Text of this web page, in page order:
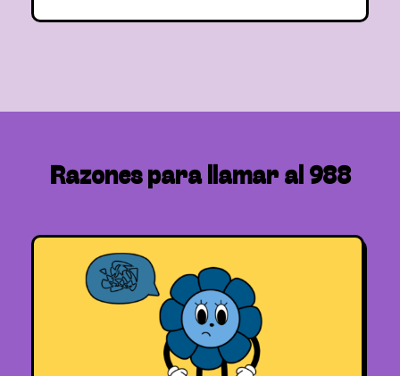
Razones para llamar al 988
crees que un amigo(a) puede estar
teniendo pensamientos suicidas